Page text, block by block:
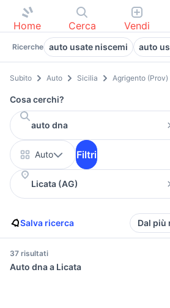
Home Cerca Vendi
Ricerche auto usate niscemi auto
Subito Auto Sicilia Agrigento (Prov)
Cosa cerchi?
Auto Filtri
Salva ricerca Dal più
37 risultati
Auto dna a Licata